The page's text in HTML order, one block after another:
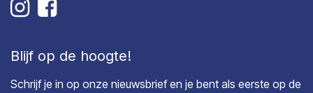
Blijf op de hoogte!
Schrijf je in op onze nieuwsbrief en je bent als eerste op de